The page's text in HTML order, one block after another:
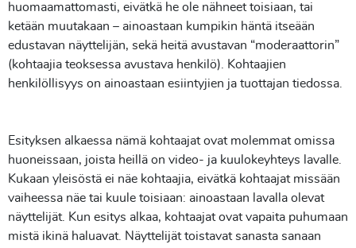
huomaamattomasti, eivätkä he ole nähneet toisiaan, tai
ketään muutakaan – ainoastaan kumpikin häntä itseään
edustavan näyttelijän, sekä heitä avustavan “moderaattorin”
(kohtaajia teoksessa avustava henkilö). Kohtaajien
henkilöllisyys on ainoastaan esiintyjien ja tuottajan tiedossa.
Esityksen alkaessa nämä kohtaajat ovat molemmat omissa
huoneissaan, joista heillä on video- ja kuulokeyhteys lavalle.
Kukaan yleisöstä ei näe kohtaajia, eivätkä kohtaajat missään
vaiheessa näe tai kuule toisiaan: ainoastaan lavalla olevat
näyttelijät. Kun esitys alkaa, kohtaajat ovat vapaita puhumaan
mistä ikinä haluavat. Näyttelijät toistavat sanasta sanaan